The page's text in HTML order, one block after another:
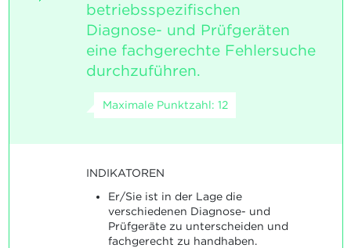
betriebsspezifischen
Diagnose- und Prüfgeräten
eine fachgerechte Fehlersuche
durchzuführen.
Maximale Punktzahl: 12
INDIKATOREN
Er/Sie ist in der Lage die
verschiedenen Diagnose- und
Prüfgeräte zu unterscheiden und
fachgerecht zu handhaben.